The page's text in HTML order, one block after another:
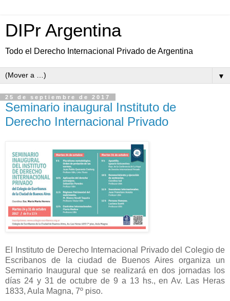
DIPr Argentina
Todo el Derecho Internacional Privado de Argentina
▼
25 de septiembre de 2017
Seminario inaugural Instituto de
Derecho Internacional Privado
El Instituto de Derecho Internacional Privado del Colegio de
Escribanos de la ciudad de Buenos Aires organiza un
Seminario Inaugural que se realizará en dos jornadas los
días 24 y 31 de octubre de 9 a 13 hs., en Av. Las Heras
1833, Aula Magna, 7º piso.